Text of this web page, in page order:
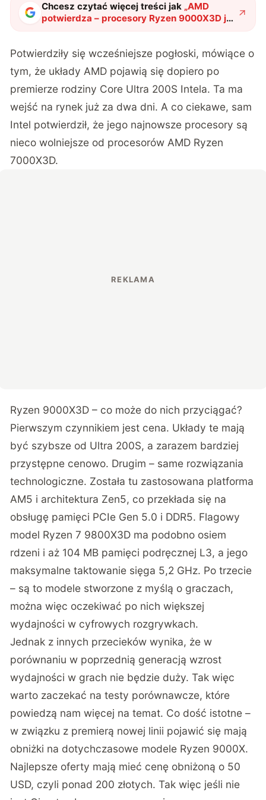
Chcesz czytać więcej treści jak „AMD
potwierdza – ​​procesory Ryzen 9000X3D już
7 listopada"?
Potwierdziły się wcześniejsze pogłoski, mówiące o
tym, że układy AMD pojawią się dopiero po
premierze rodziny Core Ultra 200S Intela. Ta ma
wejść na rynek już za dwa dni. A co ciekawe, sam
Intel potwierdził, że jego najnowsze procesory są
nieco wolniejsze od procesorów AMD Ryzen
7000X3D.
Ryzen 9000X3D – co może do nich przyciągać?
Pierwszym czynnikiem jest cena. Układy te mają
być szybsze od Ultra 200S, a zarazem bardziej
przystępne cenowo. Drugim – same rozwiązania
technologiczne. Została tu zastosowana platforma
AM5 i architektura Zen5, co przekłada się na
obsługę pamięci PCIe Gen 5.0 i DDR5. Flagowy
model Ryzen 7 9800X3D ma podobno osiem
rdzeni i aż 104 MB pamięci podręcznej L3, a jego
maksymalne taktowanie sięga 5,2 GHz. Po trzecie
– są to modele stworzone z myślą o graczach,
można więc oczekiwać po nich większej
wydajności w cyfrowych rozgrywkach.
Jednak z innych przecieków wynika, że w
porównaniu w poprzednią generacją wzrost
wydajności w grach nie będzie duży. Tak więc
warto zaczekać na testy porównawcze, które
powiedzą nam więcej na temat. Co dość istotne –
w związku z premierą nowej linii pojawić się mają
obniżki na dotychczasowe modele Ryzen 9000X.
Najlepsze oferty mają mieć cenę obniżoną o 50
USD, czyli ponad 200 złotych. Tak więc jeśli nie